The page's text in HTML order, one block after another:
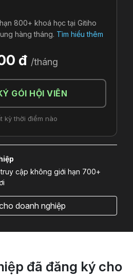
800+ khoá học tại Gitiho
hàng tháng. Tìm hiểu thêm
đ /tháng
GÓI HỘI VIÊN
kỳ thời điểm nào
cập không giới hạn 700+
doanh nghiệp
đã đăng ký cho